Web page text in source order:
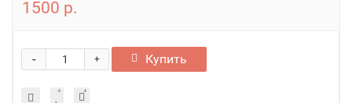
1500 р.
+
- Купить